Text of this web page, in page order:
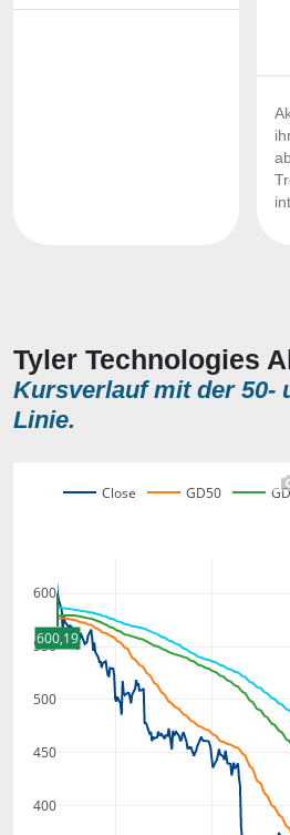
Tyler Technologies
Kursverlauf mit der 50-
Linie.
400
450
500
550
600
Close GD50
600,19